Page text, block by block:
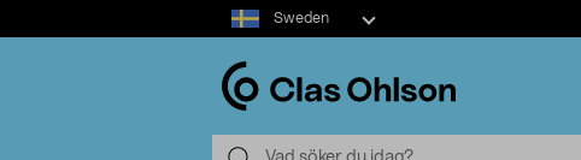
Select
market
Sweden